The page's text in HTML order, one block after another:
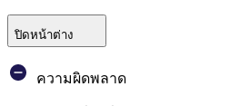
ปิดหน้าต่าง
ความผิดพลาด